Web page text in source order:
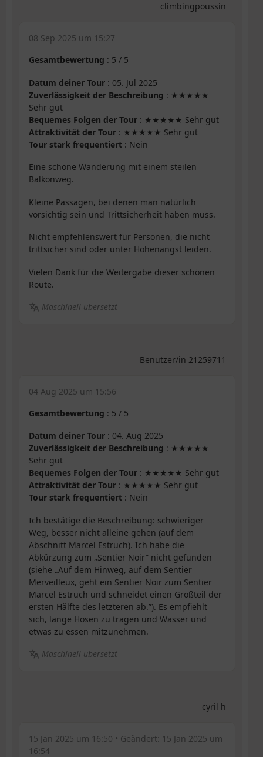
climbingpoussin
08 Sep 2025 um 15:27
Gesamtbewertung : 5 / 5
Datum deiner Tour : 05. Jul 2025
Zuverlässigkeit der Beschreibung : ★★★★★
Sehr gut
Bequemes Folgen der Tour : ★★★★★ Sehr gut
Attraktivität der Tour : ★★★★★ Sehr gut
Tour stark frequentiert : Nein
Eine schöne Wanderung mit einem steilen
Balkonweg.
Kleine Passagen, bei denen man natürlich
vorsichtig sein und Trittsicherheit haben muss.
Nicht empfehlenswert für Personen, die nicht
trittsicher sind oder unter Höhenangst leiden.
Vielen Dank für die Weitergabe dieser schönen
Route.
Maschinell übersetzt
Benutzer/in 21259711
04 Aug 2025 um 15:56
Gesamtbewertung : 5 / 5
Datum deiner Tour : 04. Aug 2025
Zuverlässigkeit der Beschreibung : ★★★★★
Sehr gut
Bequemes Folgen der Tour : ★★★★★ Sehr gut
Attraktivität der Tour : ★★★★★ Sehr gut
Tour stark frequentiert : Nein
Ich bestätige die Beschreibung: schwieriger
Weg, besser nicht alleine gehen (auf dem
Abschnitt Marcel Estruch). Ich habe die
Abkürzung zum „Sentier Noir” nicht gefunden
(siehe „Auf dem Hinweg, auf dem Sentier
Merveilleux, geht ein Sentier Noir zum Sentier
Marcel Estruch und schneidet einen Großteil der
ersten Hälfte des letzteren ab.”). Es empfiehlt
sich, lange Hosen zu tragen und Wasser und
etwas zu essen mitzunehmen.
Maschinell übersetzt
cyril h
15 Jan 2025 um 16:50 • Geändert: 15 Jan 2025 um
16:54